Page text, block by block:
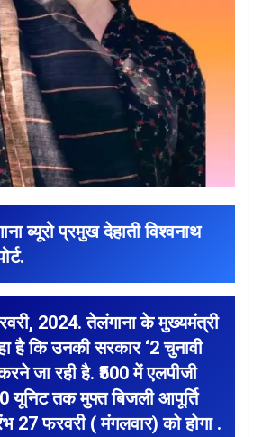
ब्यूरो प्रमुख देहाती विश्वनाथ
2024. तेलंगाना के मुख्यमंत्री
है कि उनकी सरकार ‘2 चुनावी
जा रही है. ₹500 में एलपीजी
तक मुफ्त बिजली आपूर्ति
27 फरवरी ( मंगलवार) को होगा .